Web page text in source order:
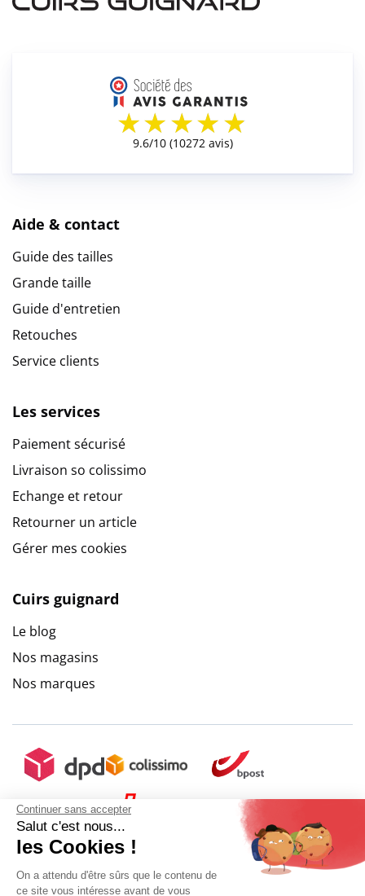
Continuer sans accepter
Salut c'est nous...
les Cookies !
On a attendu d'être sûrs que le contenu de
ce site vous intéresse avant de vous
Aide & contact
Guide des tailles
Grande taille
Guide d'entretien
Retouches
Service clients
Les services
Paiement sécurisé
Livraison so colissimo
Echange et retour
Retourner un article
Gérer mes cookies
Cuirs guignard
Le blog
Nos magasins
Nos marques